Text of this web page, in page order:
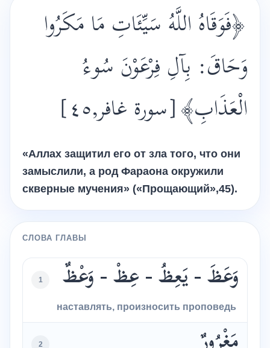
﴿فَوَقَاهُ اللَّهُ سَيِّئَاتِ مَا مَكَرُوا
وَحَاقَ: بِآلِ فِرْعَوْنَ سُوءُ
الْعَذَابِ﴾[سورة غافر,٤٥]
«Аллах защитил его от зла того, что они
замыслили, а род Фараона окружили
скверные мучения» («Прощающий»,45).
СЛОВА ГЛАВЫ
1 وَعَظَ - يَعِظُ - عِظْ - وَعْظٌ
наставлять, произносить проповедь
2